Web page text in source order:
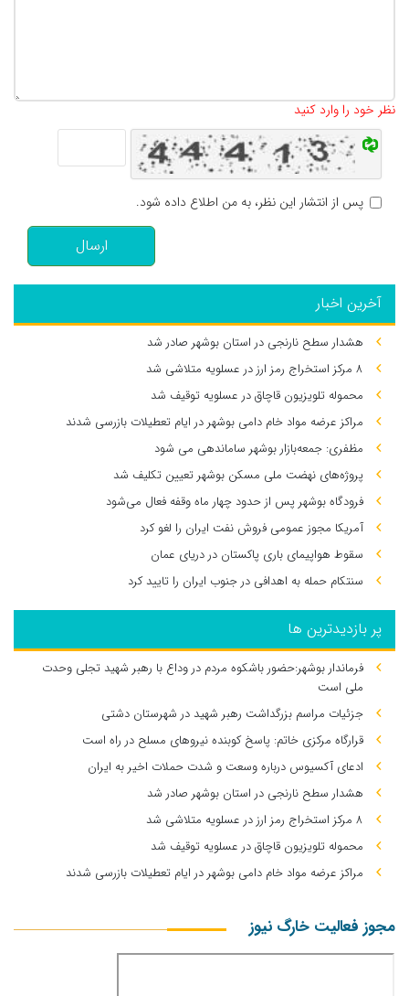
نظر خود را وارد کنید
پس از انتشار این نظر، به من اطلاع داده شود.
ارسال
آخرین اخبار
هشدار سطح نارنجی در استان بوشهر صادر شد
۸ مرکز استخراج رمز ارز در عسلویه متلاشی شد
محموله تلویزیون قاچاق در عسلویه توقیف شد
مراکز عرضه مواد خام دامی بوشهر در ایام تعطیلات بازرسی شدند
مظفری: جمعه‌بازار بوشهر ساماندهی می‌ شود
پروژه‌های نهضت ملی مسکن بوشهر تعیین تکلیف شد
فرودگاه بوشهر پس از حدود چهار ماه وقفه فعال می‌شود
آمریکا مجوز عمومی فروش نفت ایران را لغو کرد
سقوط هواپیمای باری پاکستان در دریای عمان
سنتکام حمله به اهدافی در جنوب ایران را تایید کرد
پر بازدیدترین ها
فرماندار بوشهر:حضور باشکوه مردم در وداع با رهبر شهید تجلی وحدت
ملی است
جزئیات مراسم بزرگداشت رهبر شهید در شهرستان دشتی
قرارگاه مرکزی خاتم: پاسخ کوبنده نیروهای مسلح در راه است
ادعای آکسیوس درباره وسعت و شدت حملات اخیر به ایران
هشدار سطح نارنجی در استان بوشهر صادر شد
۸ مرکز استخراج رمز ارز در عسلویه متلاشی شد
محموله تلویزیون قاچاق در عسلویه توقیف شد
مراکز عرضه مواد خام دامی بوشهر در ایام تعطیلات بازرسی شدند
مجوز فعالیت خارگ نیوز